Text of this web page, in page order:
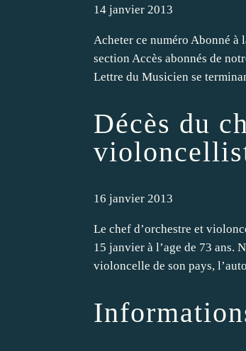
14 janvier 2013
Acheter ce numéro Abonné à
section Accès abonnés de
Lettre du Musicien se
Décès du
16 janvier 2013
Le chef d’orchestre et
15 janvier à l’age de 73 ans.
violoncelle de son pays,